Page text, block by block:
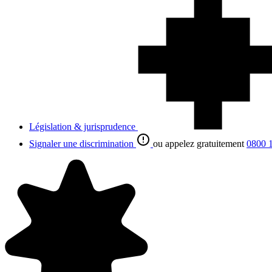
Législation & jurisprudence
Signaler une discrimination
ou appelez gratuitement 0800